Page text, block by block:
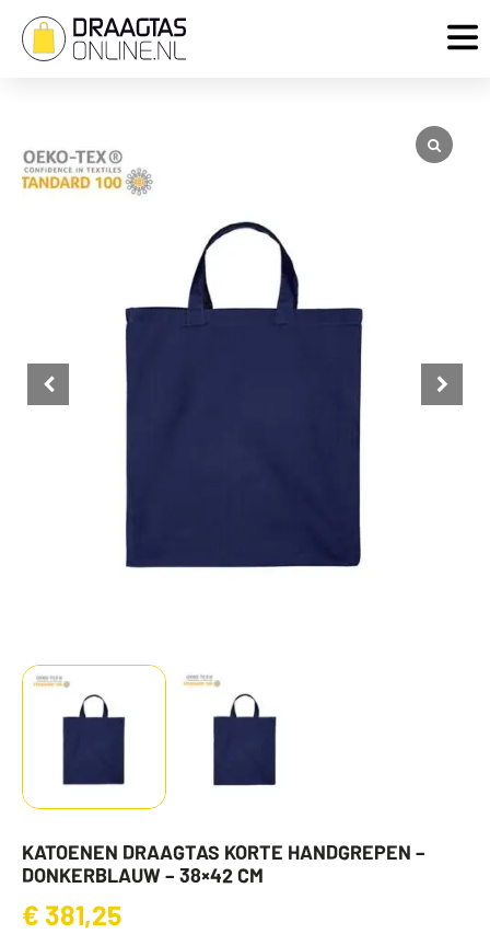
KATOENEN DRAAGTAS KORTE HANDGREPEN –
DONKERBLAUW – 38×42 CM
€ 381,25